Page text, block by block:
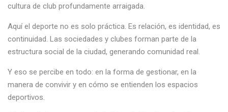
cultura de club profundamente arraigada.
Aquí el deporte no es solo práctica. Es relación, es identidad, es
continuidad. Las sociedades y clubes forman parte de la
estructura social de la ciudad, generando comunidad real.
Y eso se percibe en todo: en la forma de gestionar, en la
manera de convivir y en cómo se entienden los espacios
deportivos.